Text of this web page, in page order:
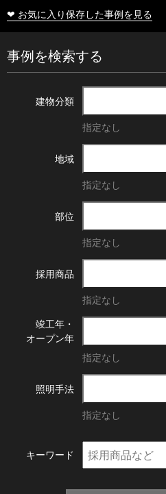
❤ お気に入り保存した事例を見る
事例を検索する
建物分類
指定なし
地域
指定なし
部位
指定なし
採用商品
指定なし
竣工年・
オープン年
指定なし
照明手法
指定なし
キーワード